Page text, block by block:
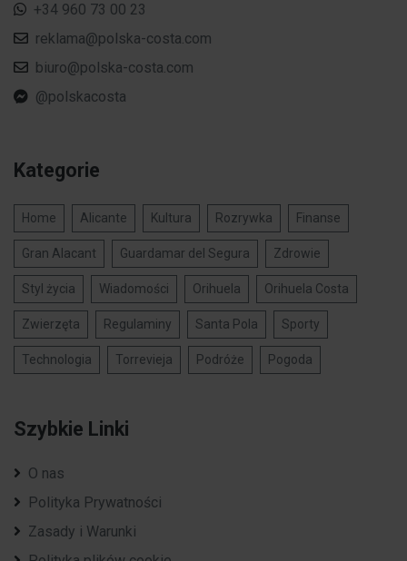
+34 960 73 00 23
reklama@polska-costa.com
biuro@polska-costa.com
@polskacosta
Kategorie
Home Alicante Kultura Rozrywka Finanse
Gran Alacant Guardamar del Segura Zdrowie
Styl życia Wiadomości Orihuela Orihuela Costa
Zwierzęta Regulaminy Santa Pola Sporty
Technologia Torrevieja Podróże Pogoda
Szybkie Linki
O nas
Polityka Prywatności
Zasady i Warunki